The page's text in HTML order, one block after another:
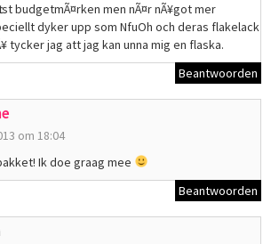
budgetmÃ¤rken men nÃ¤r nÃ¥got mer
dyker upp som NfuOh och deras flakelack
tycker jag att jag kan unna mig en flaska.
Beantwoorden
om 18:04
Ik doe graag mee
Beantwoorden